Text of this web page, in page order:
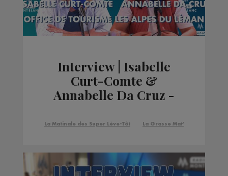
Interview | Isabelle
Curt-Comte &
Annabelle Da Cruz -
Alpes du Léman
La Matinale des Super Lève-Tôt La Grasse Mat'